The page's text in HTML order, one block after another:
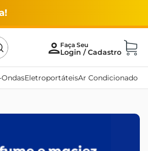
EletroportáteisAr Condicionado